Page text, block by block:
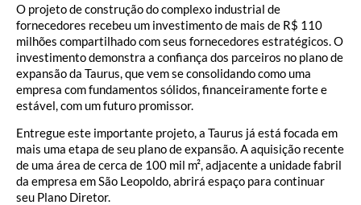
O projeto de construção do complexo industrial de
fornecedores recebeu um investimento de mais de R$ 110
milhões compartilhado com seus fornecedores estratégicos. O
investimento demonstra a confiança dos parceiros no plano de
expansão da Taurus, que vem se consolidando como uma
empresa com fundamentos sólidos, financeiramente forte e
estável, com um futuro promissor.
Entregue este importante projeto, a Taurus já está focada em
mais uma etapa de seu plano de expansão. A aquisição recente
de uma área de cerca de 100 mil m², adjacente a unidade fabril
da empresa em São Leopoldo, abrirá espaço para continuar
seu Plano Diretor.